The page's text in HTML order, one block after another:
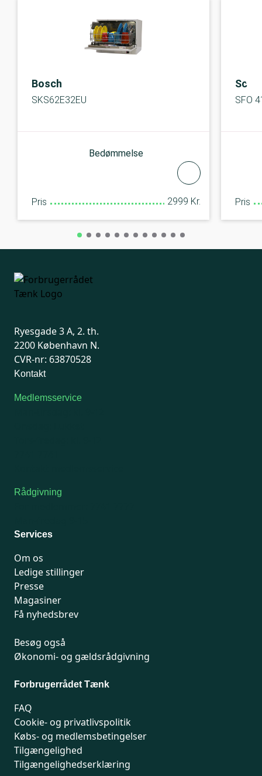
Bosch
SKS62E32EU
Bedømmelse
Pris 2999 Kr.
SFO
Pris
Ryesgade 3 A, 2. th.
2200 København N.
CVR-nr: 63870528
Kontakt
Medlemsservice
Rådgivning
Services
Om os
Ledige stillinger
Presse
Magasiner
Få nyhedsbrev
Besøg også
Økonomi- og gældsrådgivning
Forbrugerrådet Tænk
FAQ
Cookie- og privatlivspolitik
Købs- og medlemsbetingelser
Tilgængelighed
Tilgængelighedserklæring